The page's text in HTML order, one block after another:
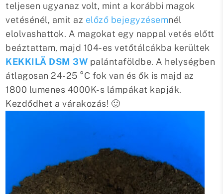
teljesen ugyanaz volt, mint a korábbi magok
vetésénél, amit az előző bejegyzésemnél
elolvashattok. A magokat egy nappal vetés előtt
beáztattam, majd 104-es vetőtálcákba kerültek
KEKKILÄ DSM 3W palántaföldbe. A helységben
átlagosan 24-25 °C fok van és ők is majd az
1800 lumenes 4000K-s lámpákat kapják.
Kezdődhet a várakozás! 🙂